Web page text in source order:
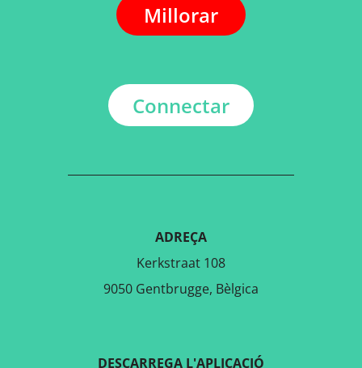
Millorar
Connectar
ADREÇA
Kerkstraat 108
9050 Gentbrugge, Bèlgica
DESCARREGA L'APLICACIÓ